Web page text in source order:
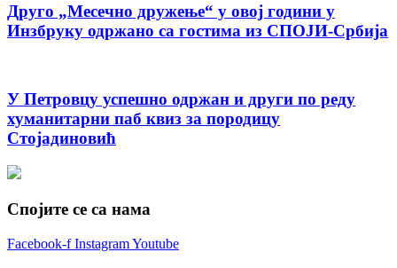
Друго „Месечно дружење“ у овој години у
Инзбруку одржано са гостима из СПОЈИ-Србија
У Петровцу успешно одржан и други по реду
хуманитарни паб квиз за породицу
Стојадиновић
Спојите се са нама
Facebook-f InstagramYoutube